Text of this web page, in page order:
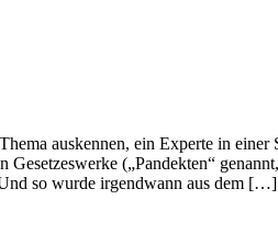
auskennen, ein Experte in
(„Pandekten“
so wurde irgendwann aus dem […]